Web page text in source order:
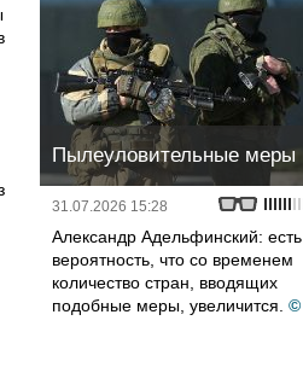
Пылеуловительные меры
31.07.2026 15:28
Александр Адельфинский: есть
вероятность, что со временем
количество стран, вводящих
подобные меры, увеличится. ©